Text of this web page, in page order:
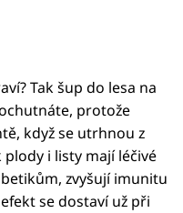
Tak šup do lesa na
protože
když se utrhnou z
i listy mají léčivé
zvyšují imunitu
se dostaví už při